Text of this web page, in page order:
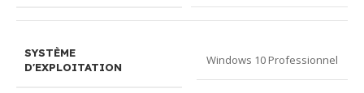
SYSTÈME
D'EXPLOITATION
Windows 10 Professionnel